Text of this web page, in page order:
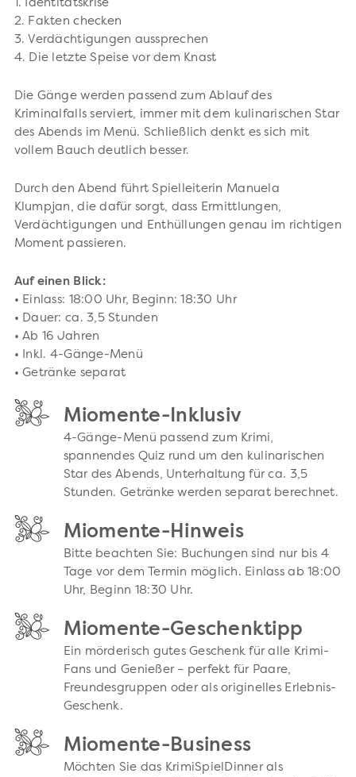
1. Identitätskrise
2. Fakten checken
3. Verdächtigungen aussprechen
4. Die letzte Speise vor dem Knast
Die Gänge werden passend zum Ablauf des
Kriminalfalls serviert, immer mit dem kulinarischen Star
des Abends im Menü. Schließlich denkt es sich mit
vollem Bauch deutlich besser.
Durch den Abend führt Spielleiterin Manuela
Klumpjan, die dafür sorgt, dass Ermittlungen,
Verdächtigungen und Enthüllungen genau im richtigen
Moment passieren.
Auf einen Blick:
• Einlass: 18:00 Uhr, Beginn: 18:30 Uhr
• Dauer: ca. 3,5 Stunden
• Ab 16 Jahren
• Inkl. 4-Gänge-Menü
• Getränke separat
Miomente-Inklusiv
4-Gänge-Menü passend zum Krimi,
spannendes Quiz rund um den kulinarischen
Star des Abends, Unterhaltung für ca. 3,5
Stunden. Getränke werden separat berechnet.
Miomente-Hinweis
Bitte beachten Sie: Buchungen sind nur bis 4
Tage vor dem Termin möglich. Einlass ab 18:00
Uhr, Beginn 18:30 Uhr.
Miomente-Geschenktipp
Ein mörderisch gutes Geschenk für alle Krimi-
Fans und Genießer – perfekt für Paare,
Freundesgruppen oder als originelles Erlebnis-
Geschenk.
Miomente-Business
Möchten Sie das KrimiSpielDinner als